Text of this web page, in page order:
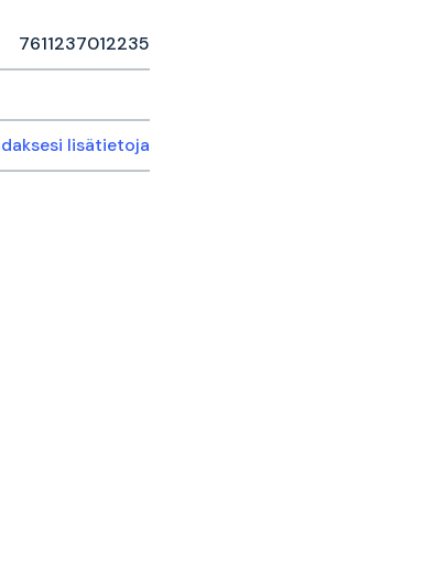
7611237012235
lisätietoja